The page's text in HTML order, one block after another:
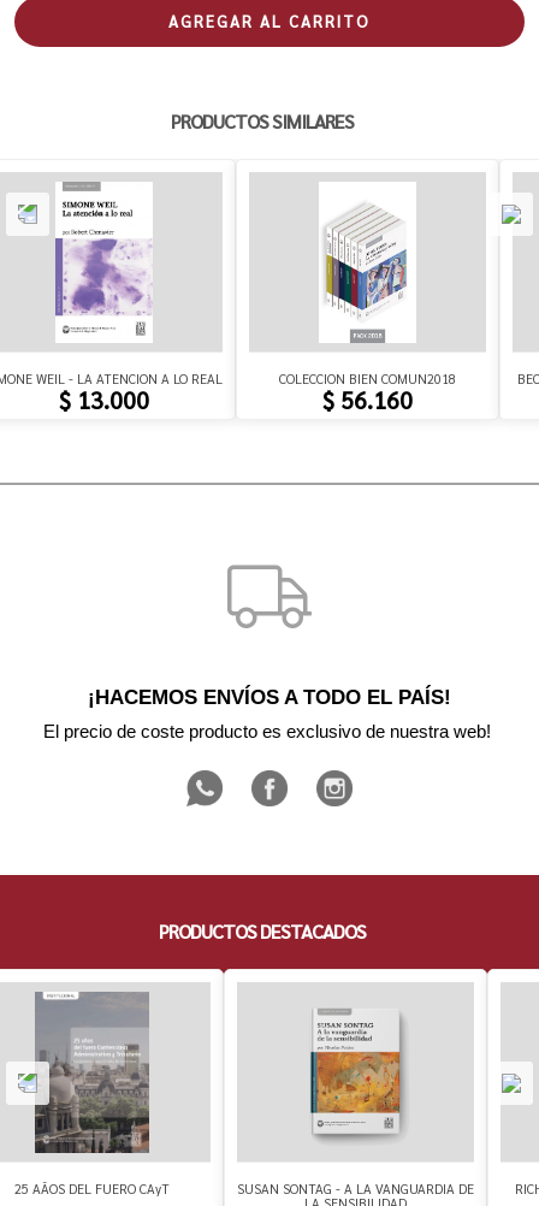
AGREGAR AL CARRITO
PRODUCTOS SIMILARES
WEIL - LA ATENCION A LO REAL
$ 13.000
COLECCION BIEN COMUN2018
$ 56.160
¡HACEMOS ENVÍOS A TODO EL PAÍS!
El precio de coste producto es exclusivo de nuestra web!
PRODUCTOS DESTACADOS
25 AÃOS DEL FUERO CAyT
SUSAN SONTAG - A LA VANGUARDIA DE